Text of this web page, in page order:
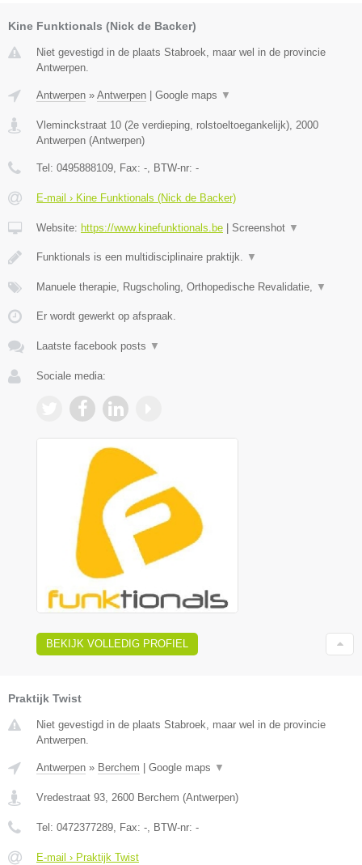
Kine Funktionals (Nick de Backer)
Niet gevestigd in de plaats Stabroek, maar wel in de provincie
Antwerpen.
Antwerpen » Antwerpen Google maps ▼
Vleminckstraat 10 (2e verdieping, rolstoeltoegankelijk) 2000
Antwerpen (Antwerpen)
Tel: 0495888109 , Fax: - , BTW-nr: -
E-mail › Kine Funktionals (Nick de Backer)
Website: https://www.kinefunktionals.be Screenshot ▼
Funktionals is een multidisciplinaire praktijk. ▼
Manuele therapie, Rugscholing, Orthopedische Revalidatie, ▼
Er wordt gewerkt op afspraak.
Laatste facebook posts ▼
Sociale media:
BEKIJK VOLLEDIG PROFIEL
Praktijk Twist
Niet gevestigd in de plaats Stabroek, maar wel in de provincie
Antwerpen.
Antwerpen » Berchem Google maps ▼
Vredestraat 93, 2600 Berchem (Antwerpen)
Tel: 0472377289, Fax: -, BTW-nr: -
E-mail › Praktijk Twist